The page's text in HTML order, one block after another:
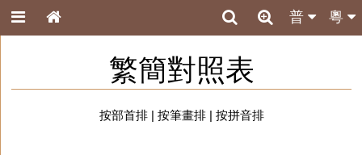
粵
普
繁簡對照表
按部首排| 按筆畫排| 按拼音排